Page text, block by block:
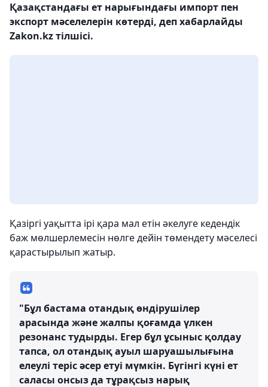
Қазақстандағы ет нарығындағы импорт пен
экспорт мәселелерін көтерді, деп хабарлайды
Zakon.kz тілшісі.
Қазіргі уақытта ірі қара мал етін әкелуге кедендік
баж мөлшерлемесін нөлге дейін төмендету мәселесі
қарастырылып жатыр.
"Бұл бастама отандық өндірушілер
арасында және жалпы қоғамда үлкен
резонанс тудырды. Егер бұл ұсыныс қолдау
тапса, ол отандық ауыл шаруашылығына
елеулі теріс әсер етуі мүмкін. Бүгінгі күні ет
саласы онсыз да тұрақсыз нарық